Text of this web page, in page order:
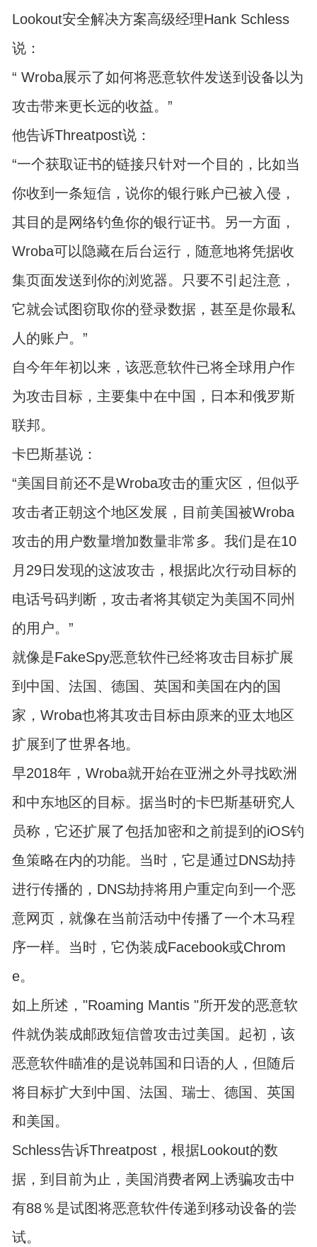
Lookout安全解决方案高级经理Hank Schless
说：
“ Wroba展示了如何将恶意软件发送到设备以为
攻击带来更长远的收益。”
他告诉Threatpost说：
“一个获取证书的链接只针对一个目的，比如当
你收到一条短信，说你的银行账户已被入侵，
其目的是网络钓鱼你的银行证书。另一方面，
Wroba可以隐藏在后台运行，随意地将凭据收
集页面发送到你的浏览器。只要不引起注意，
它就会试图窃取你的登录数据，甚至是你最私
人的账户。”
自今年年初以来，该恶意软件已将全球用户作
为攻击目标，主要集中在中国，日本和俄罗斯
联邦。
卡巴斯基说：
“美国目前还不是Wroba攻击的重灾区，但似乎
攻击者正朝这个地区发展，目前美国被Wroba
攻击的用户数量增加数量非常多。我们是在10
月29日发现的这波攻击，根据此次行动目标的
电话号码判断，攻击者将其锁定为美国不同州
的用户。”
就像是FakeSpy恶意软件已经将攻击目标扩展
到中国、法国、德国、英国和美国在内的国
家，Wroba也将其攻击目标由原来的亚太地区
扩展到了世界各地。
早2018年，Wroba就开始在亚洲之外寻找欧洲
和中东地区的目标。据当时的卡巴斯基研究人
员称，它还扩展了包括加密和之前提到的iOS钓
鱼策略在内的功能。当时，它是通过DNS劫持
进行传播的，DNS劫持将用户重定向到一个恶
意网页，就像在当前活动中传播了一个木马程
序一样。当时，它伪装成Facebook或Chrom
e。
如上所述，"Roaming Mantis "所开发的恶意软
件就伪装成邮政短信曾攻击过美国。起初，该
恶意软件瞄准的是说韩国和日语的人，但随后
将目标扩大到中国、法国、瑞士、德国、英国
和美国。
Schless告诉Threatpost，根据Lookout的数
据，到目前为止，美国消费者网上诱骗攻击中
有88％是试图将恶意软件传递到移动设备的尝
试。